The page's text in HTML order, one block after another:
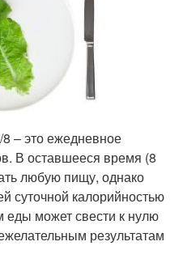
– это ежедневное
В оставшееся время (8
любую пищу, однако
суточной калорийностью
может свести к нулю
результатам